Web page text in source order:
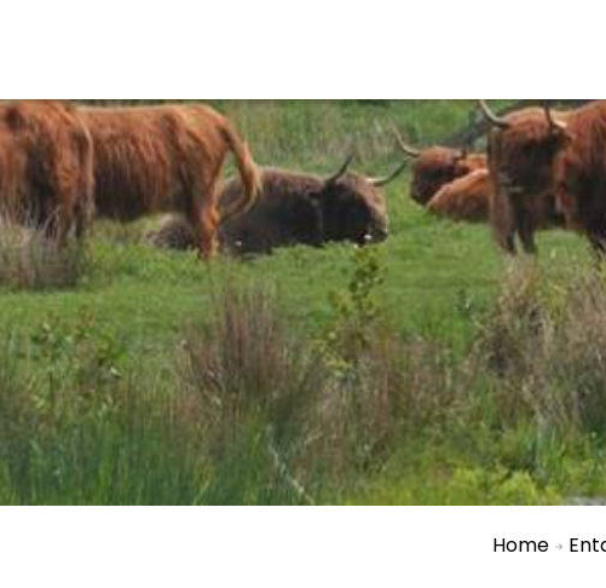
Sehen & Erleben
Essen, Trinken, Ausgehen
Wassersport
Übernachten
Einkaufen
Home